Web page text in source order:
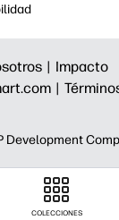
| Impacto
|
COLECCIONES